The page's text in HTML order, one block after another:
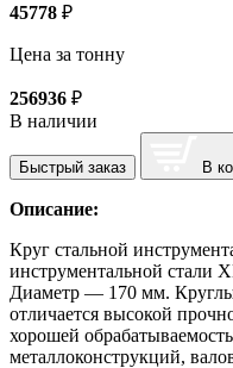
45778 ₽
Цена за тонну
256936 ₽
В наличии
Быстрый заказ В
Описание:
Круг стальной
инструментальной стали
Диаметр — 170 мм.
отличается высокой
хорошей
металлоконструкций,